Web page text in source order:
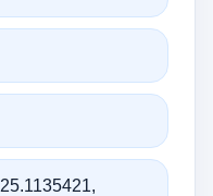
25.1135421,